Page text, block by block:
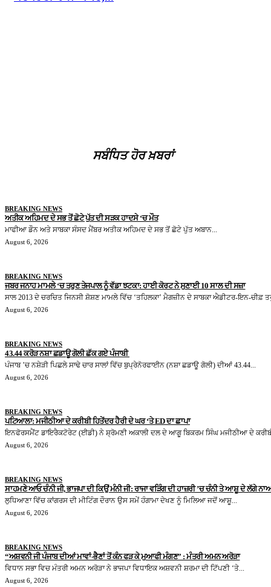
ਸਬੰਧਿਤ ਹੋਰ ਖ਼ਬਰਾਂ
BREAKING NEWS
ਅਤੀਕ ਅਹਿਮਦ ਦੇ ਸਭ ਤੋਂ ਛੋਟੇ ਪੁੱਤ ਦੀ ਸੜਕ ਹਾਦਸੇ ‘ਚ ਮੌਤ
ਮਾਫੀਆ ਡੌਨ ਅਤੇ ਸਾਬਕਾ ਸੰਸਦ ਮੈਂਬਰ ਅਤੀਕ ਅਹਿਮਦ ਦੇ ਸਭ ਤੋਂ ਛੋਟੇ ਪੁੱਤ ਅਬਾਨ...
August 6, 2026
BREAKING NEWS
ਜਬਰ ਜਨਾਹ ਮਾਮਲੇ ‘ਚ ਤਰੁਣ ਤੇਜਪਾਲ ਨੂੰ ਵੱਡਾ ਝਟਕਾ: ਹਾਈ ਕੋਰਟ ਨੇ ਸੁਣਾਈ 10 ਸਾਲ ਦੀ ਸਜ਼ਾ
ਸਾਲ 2013 ਦੇ ਚਰਚਿਤ ਜਿਨਸੀ ਸ਼ੋਸ਼ਣ ਮਾਮਲੇ ਵਿੱਚ ‘ਤਹਿਲਕਾ’ ਮੈਗਜ਼ੀਨ ਦੇ ਸਾਬਕਾ ਐਡੀਟਰ-ਇਨ-ਚੀਫ਼
August 6, 2026
BREAKING NEWS
43.44 ਕਰੋੜ ਨਸ਼ਾ ਛਡਾਊ ਗੋਲੀ ਛੱਕ ਗਏ ਪੰਜਾਬੀ
ਪੰਜਾਬ ’ਚ ਨਸ਼ੇੜੀ ਪਿਛਲੇ ਸਾਢੇ ਚਾਰ ਸਾਲਾਂ ਵਿੱਚ ਬੁਪ੍ਰੇਨੋਰਫਾਈਨ (ਨਸ਼ਾ ਛਡਾਊ ਗੋਲੀ) ਦੀਆਂ 43.44...
August 6, 2026
BREAKING NEWS
ਪਟਿਆਲਾ: ਮਜੀਠੀਆ ਦੇ ਕਰੀਬੀ ਹਿਤੇਂਦਰ ਹੈਰੀ ਦੇ ਘਰ ‘ਤੇ ED ਦਾ ਛਾਪਾ
ਇਨਫੋਰਸਮੈਂਟ ਡਾਇਰੈਕਟੋਰੇਟ (ਈਡੀ) ਨੇ ਸ਼੍ਰੋਮਣੀ ਅਕਾਲੀ ਦਲ ਦੇ ਆਗੂ ਬਿਕਰਮ ਸਿੰਘ ਮਜੀਠੀਆ ਦੇ
August 6, 2026
BREAKING NEWS
ਸਾਹਮਣੇ ਆਓ ਚੰਨੀ ਜੀ, ਭਾਜਪਾ ਦੀ ਕਿਉਂ ਮੰਨੀ ਜੀ: ਰਾਜਾ ਵੜਿੰਗ ਦੀ ਹਾਜ਼ਰੀ ’ਚ ਚੰਨੀ ਤੇ ਆਸ਼ੂ ਦੇ ਲੱਗੇ
ਲੁਧਿਆਣਾ ਵਿੱਚ ਕਾਂਗਰਸ ਦੀ ਮੀਟਿੰਗ ਦੌਰਾਨ ਉਸ ਸਮੇਂ ਹੰਗਾਮਾ ਦੇਖਣ ਨੂੰ ਮਿਲਿਆ ਜਦੋਂ ਆਸ਼ੂ...
August 6, 2026
BREAKING NEWS
“ਅਸ਼ਵਨੀ ਜੀ ਪੰਜਾਬ ਦੀਆਂ ਮਾਵਾਂ-ਭੈਣਾਂ ਤੋਂ ਕੰਨ ਫੜ ਕੇ ਮੁਆਫੀ ਮੰਗਣ” : ਮੰਤਰੀ ਅਮਨ ਅਰੋੜਾ
ਵਿਧਾਨ ਸਭਾ ਵਿਚ ਮੰਤਰੀ ਅਮਨ ਅਰੋੜਾ ਨੇ ਭਾਜਪਾ ਵਿਧਾਇਕ ਅਸ਼ਵਨੀ ਸ਼ਰਮਾ ਦੀ ਟਿੱਪਣੀ ‘ਤੇ...
August 6, 2026